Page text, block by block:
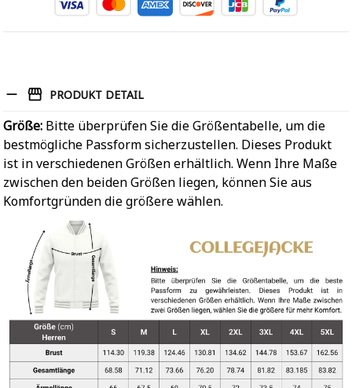
PRODUKT DETAIL
Größe: Bitte überprüfen Sie die Größentabelle, um die
bestmögliche Passform sicherzustellen. Dieses Produkt
ist in verschiedenen Größen erhältlich. Wenn Ihre Maße
zwischen den beiden Größen liegen, können Sie aus
Komfortgründen die größere wählen.